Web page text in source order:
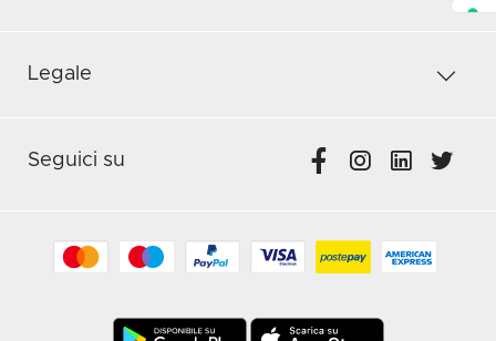
Legale
Seguici su